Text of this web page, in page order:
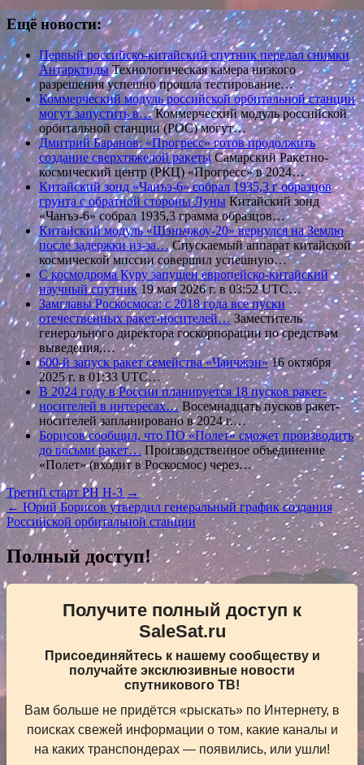
Ещё новости:
Первый российско-китайский спутник передал снимки
АнтарктидыТехнологическая камера низкого
разрешения успешно прошла тестирование…
Коммерческий модуль российской орбитальной станции
могут запустить в…Коммерческий модуль российской
орбитальной станции (РОС) могут…
Дмитрий Баранов: «Прогресс» готов продолжить
создание сверхтяжелой ракетыСамарский Ракетно-
космический центр (РКЦ) «Прогресс» в 2024…
Китайский зонд «Чанъэ-6» собрал 1935,3 г образцов
грунта с обратной стороны Луны Китайский зонд
«Чанъэ-6» собрал 1935,3 грамма образцов…
Китайский модуль «Шэньчжоу-20» вернулся на Землю
после задержки из-за…Спускаемый аппарат китайской
космической миссии совершил успешную…
С космодрома Куру запущен европейско-китайский
научный спутник19 мая 2026 г. в 03:52 UTC…
Замглавы Роскосмоса: с 2018 года все пуски
отечественных ракет-носителей…Заместитель
генерального директора госкорпорации по средствам
выведения,…
600-й запуск ракет семейства «Чанчжэн»16 октября
2025 г. в 01:33 UTC…
В 2024 году в России планируется 18 пусков ракет-
носителей в интересах…Восемнадцать пусков ракет-
носителей запланировано в 2024 г.…
Борисов сообщил, что ПО «Полет» сможет производить
до восьми ракет…Производственное объединение
«Полет» (входит в Роскосмос) через…
Навигация
по
записям
Третий старт РН Н-3 →
← Юрий Борисов утвердил генеральный график создания
Российской орбитальной станции
Полный доступ!
Получите полный доступ к
SaleSat.ru
Присоединяйтесь к нашему сообществу и
получайте эксклюзивные новости
спутникового ТВ!
Вам больше не придётся «рыскать» по Интернету, в
поисках свежей информации о том, какие каналы и
на каких транспондерах — появились, или ушли!